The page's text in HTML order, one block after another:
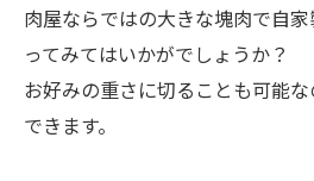
肉屋ならではの大きな塊肉で自
ってみてはいかがでしょうか？
お好みの重さに切ることも可能
できます。